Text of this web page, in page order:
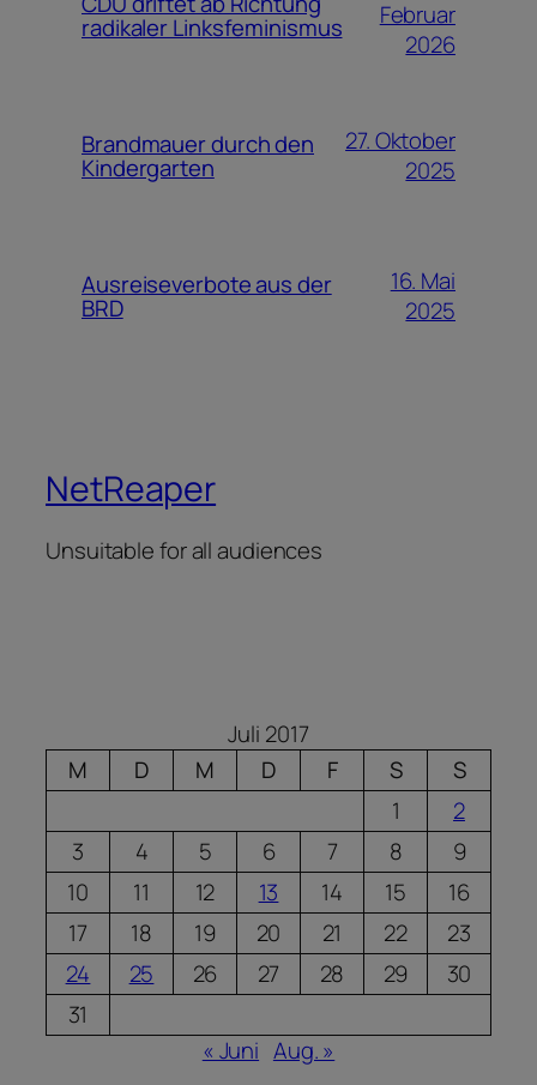
radikaler Linksfeminismus
Februar
2026
Brandmauer durch den
Kindergarten
27. Oktober
2025
Ausreiseverbote aus der
BRD
16. Mai
2025
NetReaper
Unsuitable for all audiences
Juli 2017
M
D M D F S
S
1
2
3
4 5 6 7 8
9
10
11 12 13 14 15
16
17
18 19 20 21 22
23
24
25 26 27 28 29
30
31
« Juni Aug. »